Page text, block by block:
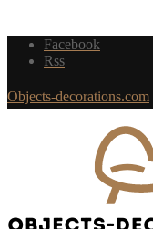
Facebook
Rss
Objects-decorations.com